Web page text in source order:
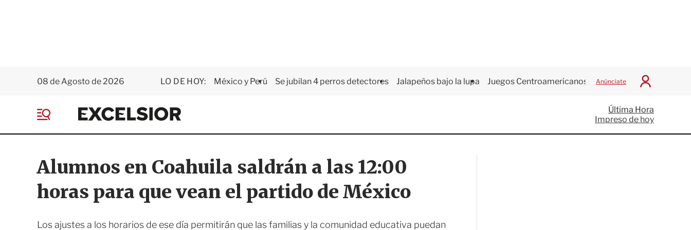
08 de Agosto de 2026 LO DE HOY: México y Perú Se jubilan 4 perros detectores Jalapeños bajo la lupa Juegos Centroamericanos Anúnciate
I
c
i
a
E
x
e
i
o
e
Última Hora
Impreso de hoy
Alumnos en Coahuila saldrán a las 12:00
horas para que vean el partido de México
Los ajustes a los horarios de ese día permitirán que las familias y la comunidad educativa puedan